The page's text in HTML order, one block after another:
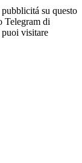
su questo
Telegram di
visitare